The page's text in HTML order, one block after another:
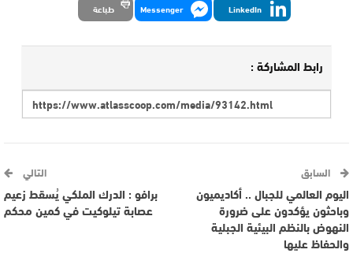
LinkedIn
Messenger طباعة
رابط المشاركة :
السابق
اليوم العالمي للجبال .. أكاديميون
وباحثون يؤكدون على ضرورة
النهوض بالنظم البيئية الجبلية
والحفاظ عليها
التالي
برافو : الدرك الملكي يُسقط زعيم
عصابة تيلوكيت في كمين محكم